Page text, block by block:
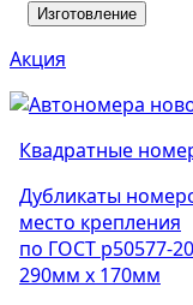
Изготовление
Акция
Квадратные
Дубликаты
место крепления
по ГОСТ р50577-
290мм х 170мм